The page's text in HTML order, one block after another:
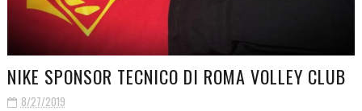
NIKE SPONSOR TECNICO DI ROMA VOLLEY CLUB
8/27/2019